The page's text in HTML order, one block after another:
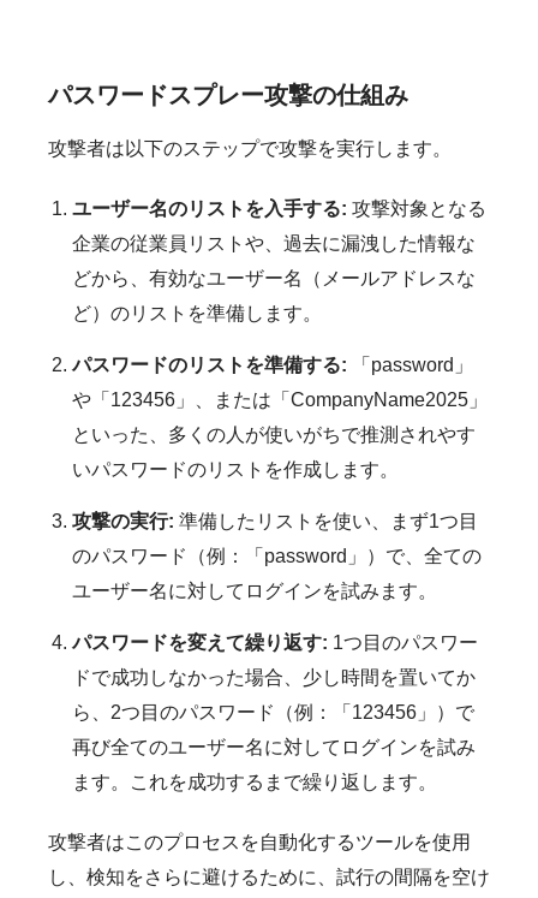
パスワードスプレー攻撃の仕組み
攻撃者は以下のステップで攻撃を実行します。
ユーザー名のリストを入手する: 攻撃対象となる
企業の従業員リストや、過去に漏洩した情報な
どから、有効なユーザー名（メールアドレスな
ど）のリストを準備します。
パスワードのリストを準備する: 「password」
や「123456」、または「CompanyName2025」
といった、多くの人が使いがちで推測されやす
いパスワードのリストを作成します。
攻撃の実行: 準備したリストを使い、まず1つ目
のパスワード（例：「password」）で、全ての
ユーザー名に対してログインを試みます。
パスワードを変えて繰り返す: 1つ目のパスワー
ドで成功しなかった場合、少し時間を置いてか
ら、2つ目のパスワード（例：「123456」）で
再び全てのユーザー名に対してログインを試み
ます。これを成功するまで繰り返します。
攻撃者はこのプロセスを自動化するツールを使用
し、検知をさらに避けるために、試行の間隔を空け